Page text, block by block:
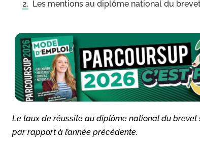
Les mentions au diplôme national du
Le taux de réussite au diplôme national du brevet
par rapport à l’année précédente.